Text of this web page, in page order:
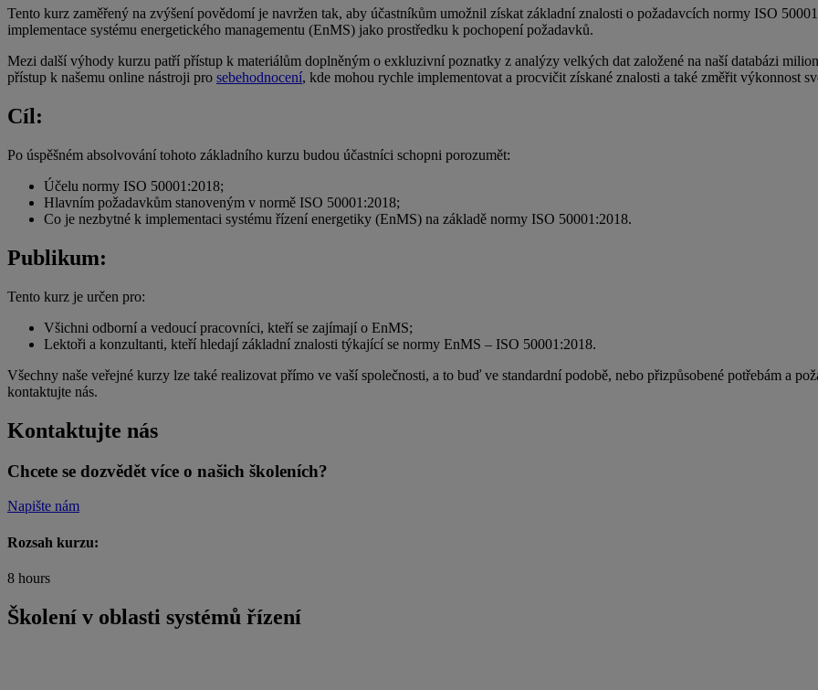
Tento kurz zaměřený na zvýšení povědomí je navržen tak, aby účastníkům umožnil získat základní znalosti o požadavcích normy ISO
implementace systému energetického managementu (EnMS) jako prostředku k pochopení požadavků.
Mezi další výhody kurzu patří přístup k materiálům doplněným o exkluzivní poznatky z analýzy velkých dat založené na naší databázi
přístup k našemu online nástroji pro sebehodnocení, kde mohou rychle implementovat a procvičit získané znalosti a také změřit výkonnost
Cíl:
Po úspěšném absolvování tohoto základního kurzu budou účastníci schopni porozumět:
Účelu normy ISO 50001:2018;
Hlavním požadavkům stanoveným v normě ISO 50001:2018;
Co je nezbytné k implementaci systému řízení energetiky (EnMS) na základě normy ISO 50001:2018.
Publikum:
Tento kurz je určen pro:
Všichni odborní a vedoucí pracovníci, kteří se zajímají o EnMS;
Lektoři a konzultanti, kteří hledají základní znalosti týkající se normy EnMS – ISO 50001:2018.
Všechny naše veřejné kurzy lze také realizovat přímo ve vaší společnosti, a to buď ve standardní podobě, nebo přizpůsobené potřebám a
kontaktujte nás.
Kontaktujte nás
Chcete se dozvědět více o našich školeních?
Napište nám
Rozsah kurzu:
8 hours
Školení v oblasti systémů řízení